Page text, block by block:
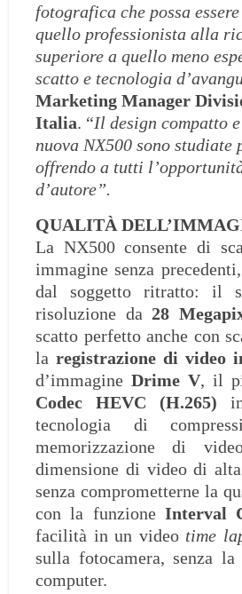
fotografica che possa
quello professionista alla
superiore a quello meno
scatto e tecnologia
Marketing Manager
Italia. “Il design compatto
nuova NX500 sono
offrendo a tutti
d’autore”.
QUALITÀ
La NX500 consente di
immagine senza
dal soggetto ritratto: il
risoluzione da28
scatto perfetto anche con
laregistrazione di video
d’immagine Drime V, il
Codec HEVC (H.265)
tecnologia di
memorizzazione di
dimensione di video di
senza comprometterne la
con la funzione Interval
facilità in un video time
sulla fotocamera, senza
computer.